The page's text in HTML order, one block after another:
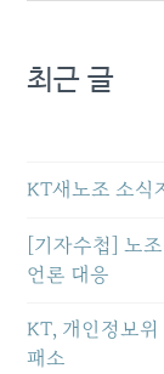
최근 글
KT새노조 소식
[기자수첩] 노
언론 대응
KT, 개인정보
패소